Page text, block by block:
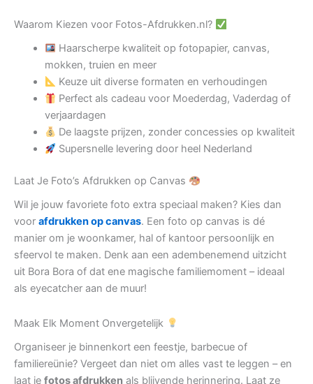
Waarom Kiezen voor Fotos-Afdrukken.nl?
Haarscherpe kwaliteit op fotopapier, canvas,
mokken, truien en meer
Keuze uit diverse formaten en verhoudingen
Perfect als cadeau voor Moederdag, Vaderdag of
verjaardagen
De laagste prijzen, zonder concessies op kwaliteit
Supersnelle levering door heel Nederland
Laat Je Foto’s Afdrukken op Canvas
Wil je jouw favoriete foto extra speciaal maken? Kies dan
voor afdrukken op canvas. Een foto op canvas is dé
manier om je woonkamer, hal of kantoor persoonlijk en
sfeervol te maken. Denk aan een adembenemend uitzicht
uit Bora Bora of dat ene magische familiemoment – ideaal
als eyecatcher aan de muur!
Maak Elk Moment Onvergetelijk
Organiseer je binnenkort een feestje, barbecue of
familiereünie? Vergeet dan niet om alles vast te leggen – en
laat je fotos afdrukken als blijvende herinnering. Laat ze